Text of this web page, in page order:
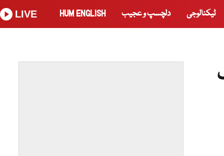
ٹیکنالوجی دلچسپ و عجیب HUM ENGLISH
LIVE